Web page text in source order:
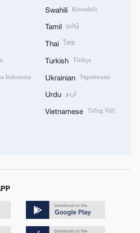
Indonesia
Swahili Kiswahili
Tamil தமிழ்
Thai ไทย
Turkish Türkçe
Ukrainian Українська
Urdu اردو
Vietnamese Tiếng Việt